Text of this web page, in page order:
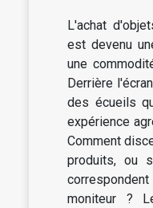
L'achat
est devenu
une
Derrière
des écueils
expérience
Comment
produits, ou
moniteur ?